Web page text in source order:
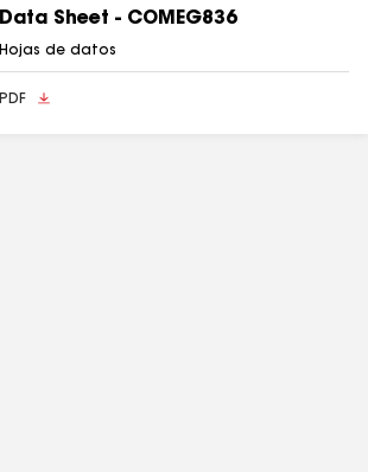
Data Sheet - COMEG836
Hojas de datos
PDF